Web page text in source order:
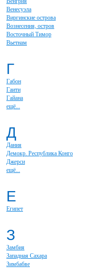
Венесуэла
Виргинские острова
Вознесения, остров
Восточный Тимор
Вьетнам
Г
Габон
Гаити
Гайана
ещё...
Д
Дания
Демокр. Республика Конго
Джерси
ещё...
Е
Египет
З
Замбия
Западная Сахара
Зимбабве